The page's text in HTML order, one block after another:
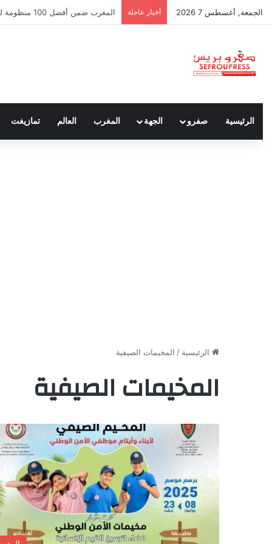
الجمعة, أغسطس 7 2026 أخبار عاجلة سبتة ومليلية… حين يتحدث أنصار
الرئيسية صفرو الجهة المغرب العالم تمازيغت
الرئيسية / المخيمات الصيفية
المخيمات الصيفية